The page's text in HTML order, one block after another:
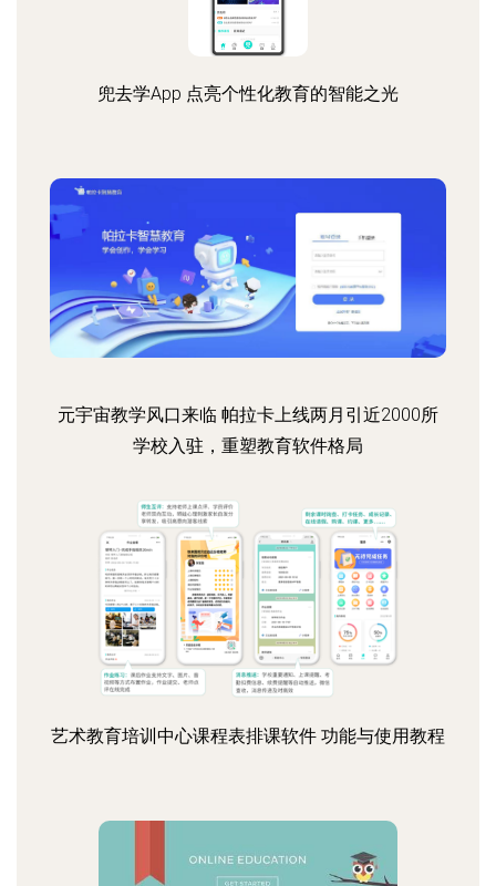
兜去学App 点亮个性化教育的智能之光
元宇宙教学风口来临 帕拉卡上线两月引近2000所
学校入驻，重塑教育软件格局
艺术教育培训中心课程表排课软件 功能与使用教程